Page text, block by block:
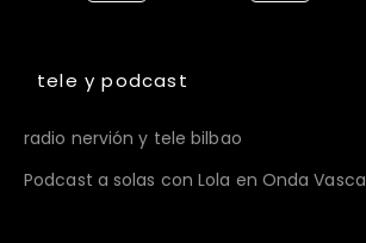
tele y podcast
radio nervión y tele bilbao
Podcast a solas con Lola en Onda Vasca